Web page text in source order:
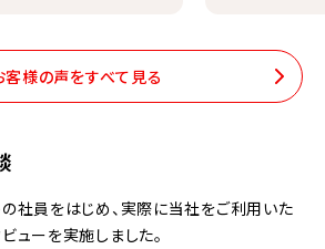
客様の声をすべて見る
社員をはじめ、実際に当社をご利用いた
ューを実施しました。